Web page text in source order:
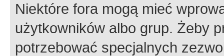
Niektóre fora mogą mieć
użytkowników albo grup. Żeby
potrzebować specjalnych